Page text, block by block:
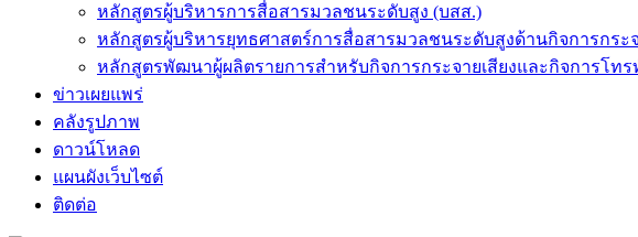
หลักสูตรผู้บริหารการสื่อสารมวลชนระดับสูง (บสส.)
หลักสูตรผู้บริหารยุทธศาสตร์การสื่อสารมวลชนระดับสูงด้านกิจการกระ
หลักสูตรพัฒนาผู้ผลิตรายการสำหรับกิจการกระจายเสียงและกิจการโทรทั
ข่าวเผยแพร่
คลังรูปภาพ
ดาวน์โหลด
แผนผังเว็บไซต์
ติดต่อ